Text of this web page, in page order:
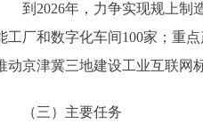
到2026年，力争实现规上制造
工厂和数字化车间100家；重
动京津冀三地建设工业互联网
（三）主要任务